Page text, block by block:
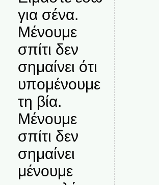
για σένα.
Μένουμε
σπίτι δεν
σημαίνει ότι
υπομένουμε
τη βία.
Μένουμε
σπίτι δεν
σημαίνει
μένουμε